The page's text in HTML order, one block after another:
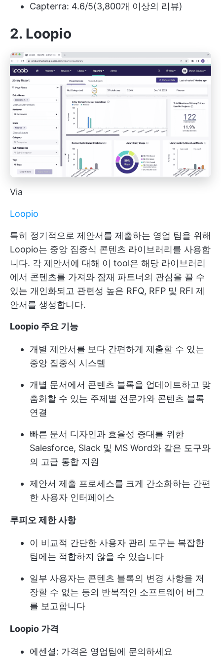
Capterra: 4.6/5(3,800개 이상의 리뷰)
2. Loopio
Via
Loopio
특히 정기적으로 제안서를 제출하는 영업 팀을 위해
Loopio는 중앙 집중식 콘텐츠 라이브러리를 사용합
니다. 각 제안서에 대해 이 tool은 해당 라이브러리
에서 콘텐츠를 가져와 잠재 파트너의 관심을 끌 수
있는 개인화되고 관련성 높은 RFQ, RFP 및 RFI 제
안서를 생성합니다.
Loopio 주요 기능
개별 제안서를 보다 간편하게 제출할 수 있는
중앙 집중식 시스템
개별 문서에서 콘텐츠 블록을 업데이트하고 맞
춤화할 수 있는 주제별 전문가와 콘텐츠 블록
연결
빠른 문서 디자인과 효율성 증대를 위한
Salesforce, Slack 및 MS Word와 같은 도구와
의 고급 통합 지원
제안서 제출 프로세스를 크게 간소화하는 간편
한 사용자 인터페이스
루피오 제한 사항
이 비교적 간단한 사용자 관리 도구는 복잡한
팀에는 적합하지 않을 수 있습니다
일부 사용자는 콘텐츠 블록의 변경 사항을 저
장할 수 없는 등의 반복적인 소프트웨어 버그
를 보고합니다
Loopio 가격
에센셜: 가격은 영업팀에 문의하세요